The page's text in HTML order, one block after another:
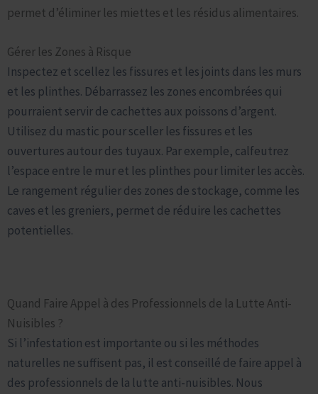
permet d’éliminer les miettes et les résidus alimentaires.
Gérer les Zones à Risque
Inspectez et scellez les fissures et les joints dans les murs
et les plinthes. Débarrassez les zones encombrées qui
pourraient servir de cachettes aux poissons d’argent.
Utilisez du mastic pour sceller les fissures et les
ouvertures autour des tuyaux. Par exemple, calfeutrez
l’espace entre le mur et les plinthes pour limiter les accès.
Le rangement régulier des zones de stockage, comme les
caves et les greniers, permet de réduire les cachettes
potentielles.
Quand Faire Appel à des Professionnels de la Lutte Anti-
Nuisibles ?
Si l’infestation est importante ou si les méthodes
naturelles ne suffisent pas, il est conseillé de faire appel à
des professionnels de la lutte anti-nuisibles. Nous